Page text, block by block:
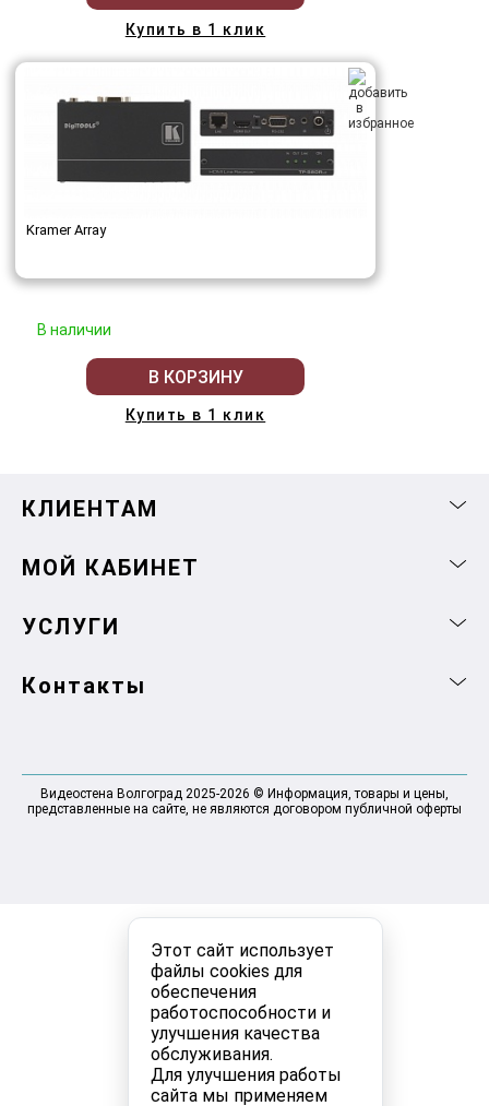
Этот сайт использует
файлы cookies для
обеспечения
работоспособности и
улучшения качества
обслуживания.
Для улучшения работы
сайта мы применяем
Купить в 1 клик
Kramer Array
В наличии
В КОРЗИНУ
Купить в 1 клик
КЛИЕНТАМ
МОЙ КАБИНЕТ
УСЛУГИ
Контакты
Видеостена Волгоград 2025-2026 © Информация, товары и цены,
представленные на сайте, не являются договором публичной оферты